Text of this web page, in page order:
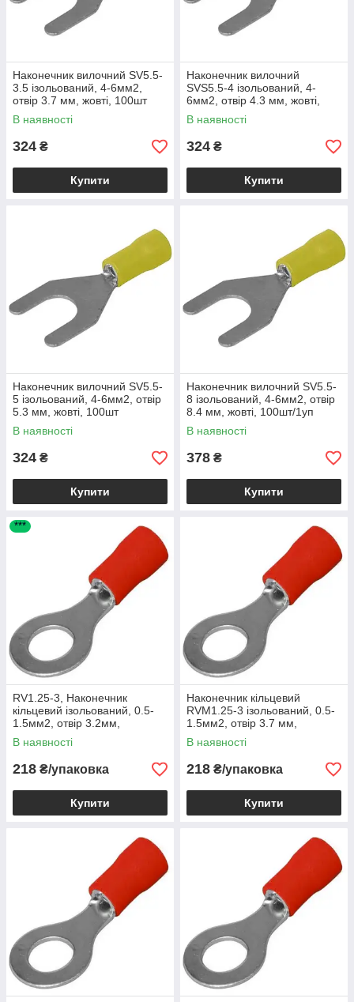
Наконечник вилочний SV5.5-
3.5 ізольований, 4-6мм2,
отвір 3.7 мм, жовті, 100шт
В наявності
324 ₴
Купити
Наконечник вилочний
SVS5.5-4 ізольований, 4-
6мм2, отвір 4.3 мм, жовті,
100шт
В наявності
324 ₴
Купити
Наконечник вилочний SV5.5-
5 ізольований, 4-6мм2, отвір
5.3 мм, жовті, 100шт
В наявності
324 ₴
Купити
Наконечник вилочний SV5.5-
8 ізольований, 4-6мм2, отвір
8.4 мм, жовті, 100шт/1уп
В наявності
378 ₴
Купити
***
RV1.25-3, Наконечник
кільцевий ізольований, 0.5-
1.5мм2, отвір 3.2мм,
червоний, 100шт, 501600
В наявності
218 ₴/упаковка
Купити
Наконечник кільцевий
RVM1.25-3 ізольований, 0.5-
1.5мм2, отвір 3.7 мм,
червоний, 100шт, 500390
В наявності
218 ₴/упаковка
Купити